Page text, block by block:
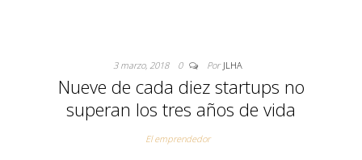
3 marzo, 2018 0 Por JLHA
Nueve de cada diez startups no
superan los tres años de vida
El emprendedor